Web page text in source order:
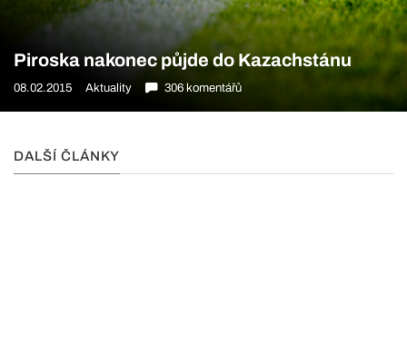
Piroska nakonec půjde do Kazachstánu
08.02.2015 Aktuality 306 komentářů
DALŠÍ ČLÁNKY